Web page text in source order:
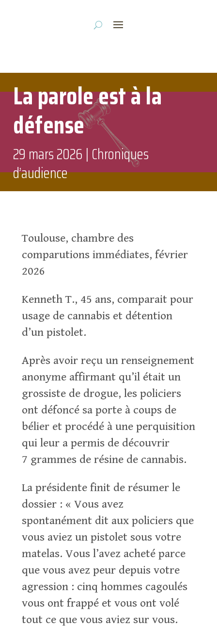
La parole est à la
défense
29 mars 2026 | Chroniques
d’audience
Toulouse, chambre des
comparutions immédiates, février
2026
Kenneth T., 45 ans, comparait pour
usage de cannabis et détention
d’un pistolet.
Après avoir reçu un renseignement
anonyme affirmant qu’il était un
grossiste de drogue, les policiers
ont défoncé sa porte à coups de
bélier et procédé à une perquisition
qui leur a permis de découvrir
7 grammes de résine de cannabis.
La présidente finit de résumer le
dossier : « Vous avez
spontanément dit aux policiers que
vous aviez un pistolet sous votre
matelas. Vous l’avez acheté parce
que vous avez peur depuis votre
agression : cinq hommes cagoulés
vous ont frappé et vous ont volé
tout ce que vous aviez sur vous.